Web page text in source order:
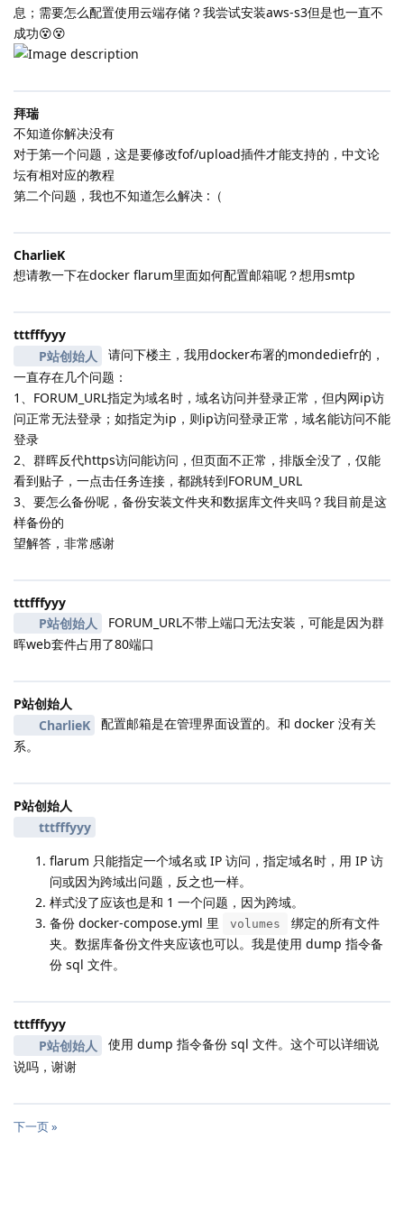
息；需要怎么配置使用云端存储？我尝试安装aws-s3但是也一直不
成功😵😵
拜瑞
不知道你解决没有
对于第一个问题，这是要修改fof/upload插件才能支持的，中文论
坛有相对应的教程
第二个问题，我也不知道怎么解决 :（
CharlieK
想请教一下在docker flarum里面如何配置邮箱呢？想用smtp
tttfffyyy
P站创始人
请问下楼主，我用docker布署的mondediefr的，
一直存在几个问题：
1、FORUM_URL指定为域名时，域名访问并登录正常，但内网ip访
问正常无法登录；如指定为ip，则ip访问登录正常，域名能访问不能
登录
2、群晖反代https访问能访问，但页面不正常，排版全没了，仅能
看到贴子，一点击任务连接，都跳转到FORUM_URL
3、要怎么备份呢，备份安装文件夹和数据库文件夹吗？我目前是这
样备份的
望解答，非常感谢
tttfffyyy
P站创始人
FORUM_URL不带上端口无法安装，可能是因为群
晖web套件占用了80端口
P站创始人
CharlieK
配置邮箱是在管理界面设置的。和 docker 没有关
系。
P站创始人
tttfffyyy
flarum 只能指定一个域名或 IP 访问，指定域名时，用 IP 访
问或因为跨域出问题，反之也一样。
样式没了应该也是和 1 一个问题，因为跨域。
备份 docker-compose.yml 里
volumes
绑定的所有文件
夹。数据库备份文件夹应该也可以。我是使用 dump 指令备
份 sql 文件。
tttfffyyy
P站创始人
使用 dump 指令备份 sql 文件。这个可以详细说
说吗，谢谢
下一页 »